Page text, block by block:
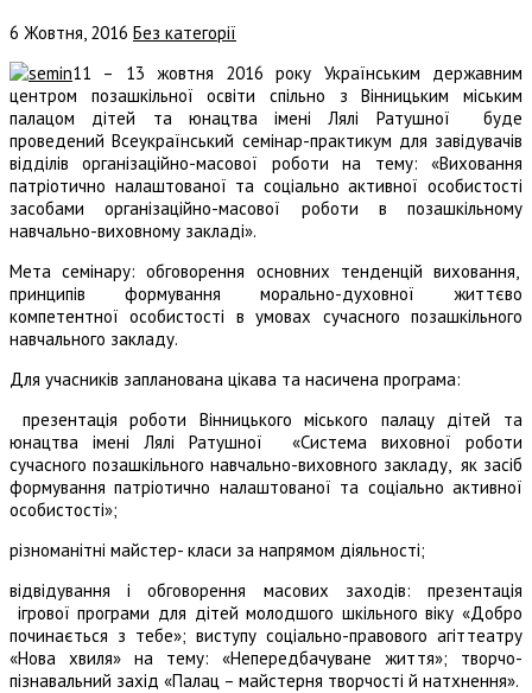
6 Жовтня, 2016 Без категорії
11 – 13 жовтня 2016 року Українським державним
центром позашкільної освіти спільно з Вінницьким міським
палацом дітей та юнацтва імені Лялі Ратушної буде
проведений Всеукраїнський семінар-практикум для завідувачів
відділів організаційно-масової роботи на тему: «Виховання
патріотично налаштованої та соціально активної особистості
засобами організаційно-масової роботи в позашкільному
навчально-виховному закладі».
Мета семінару: обговорення основних тенденцій виховання,
принципів формування морально-духовної життєво
компетентної особистості в умовах сучасного позашкільного
навчального закладу.
Для учасників запланована цікава та насичена програма:
презентація роботи Вінницького міського палацу дітей та
юнацтва імені Лялі Ратушної «Система виховної роботи
сучасного позашкільного навчально-виховного закладу, як засіб
формування патріотично налаштованої та соціально активної
особистості»;
різноманітні майстер- класи за напрямом діяльності;
відвідування і обговорення масових заходів: презентація
ігрової програми для дітей молодшого шкільного віку «Добро
починається з тебе»; виступу соціально-правового агіттеатру
«Нова хвиля» на тему: «Непередбачуване життя»; творчо-
пізнавальний захід «Палац – майстерня творчості й натхнення».